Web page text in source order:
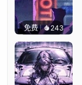
免费 243鲨鲨啊